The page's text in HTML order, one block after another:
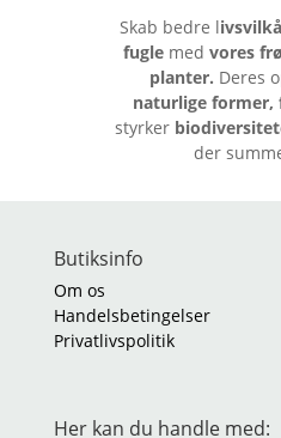
Skab bedre l
fuglemed vores frø
planter. Deres
naturlige former,
styrker
der
Butiksinfo
Om os
Handelsbetingelser
Privatlivspolitik
Her kan du handle med: